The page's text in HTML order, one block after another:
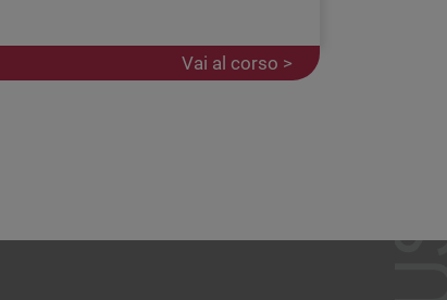
Vai al corso >